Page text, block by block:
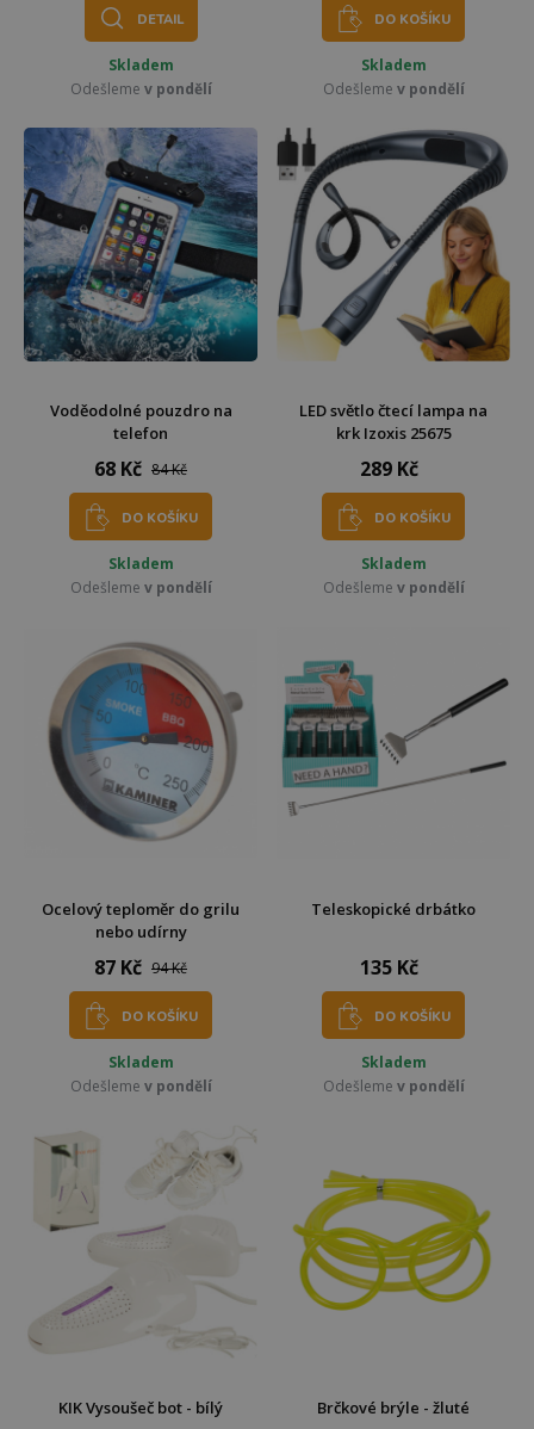
DETAIL
Skladem
Odešleme v pondělí
DO KOŠÍKU
Skladem
Odešleme v pondělí
Voděodolné pouzdro na
telefon
68 Kč 84 Kč
DO KOŠÍKU
Skladem
Odešleme v pondělí
LED světlo čtecí lampa na
krk Izoxis 25675
289 Kč
DO KOŠÍKU
Skladem
Odešleme v pondělí
Ocelový teploměr do grilu
nebo udírny
87 Kč 94 Kč
DO KOŠÍKU
Skladem
Odešleme v pondělí
Teleskopické drbátko
135 Kč
DO KOŠÍKU
Skladem
Odešleme v pondělí
KIK Vysoušeč bot - bílý Brčkové brýle - žluté